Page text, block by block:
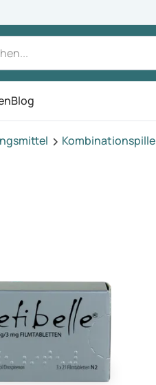
Blog
Kombinationspille